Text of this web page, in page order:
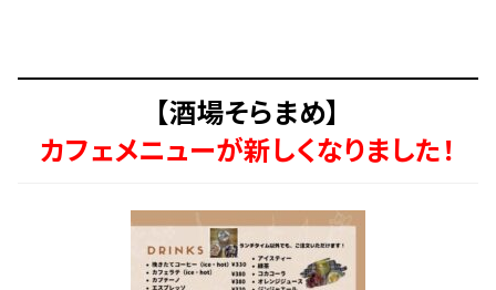
【酒場そらまめ】
カフェメニューが新しくなりました！